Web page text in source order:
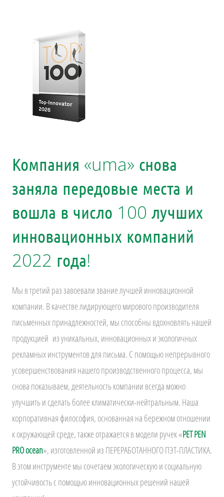
Компания «uma» снова
заняла передовые места и
вошла в число 100 лучших
инновационных компаний
2022 года!
Мы в третий раз завоевали звание лучшей инновационной
компании. В качестве лидирующего мирового производителя
письменных принадлежностей, мы способны вдохновлять нашей
продукцией из уникальных, инновационных и экологичных
рекламных инструментов для письма. С помощью непрерывного
усовершенствования нашего производственного процесса, мы
снова показываем, деятельность компании всегда можно
улучшить и сделать более климатически-нейтральным. Наша
корпоративная философия, основанная на бережном отношении
к окружающей среде, также отражается в модели ручек «PET PEN
PRO ocean», изготовленной из ПЕРЕРАБОТАННОГО ПЭТ-ПЛАСТИКА.
В этом инструменте мы сочетаем экологическую и социальную
устойчивость с помощью инновационных решений нашей